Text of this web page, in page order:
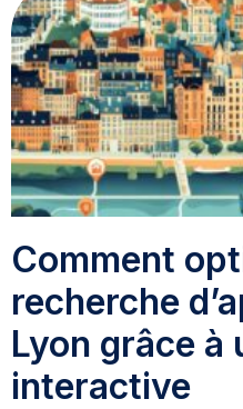
Comment
recherche
Lyon grâce à
interactive